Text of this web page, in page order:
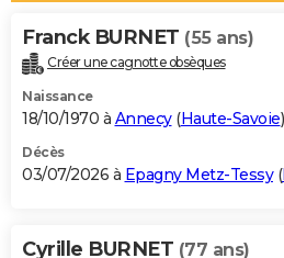
Alimentation
Guide de la santé
Maladies
Médicaments
Sommeil
VOYAGE
Destinations
City break
Voyage nature
Voyage de noces
Forum
Climat
+PHOTO
GUIDES D'ACHAT
BONS PLANS
Franck BURNET (55 ans)
Créer une cagnotte obsèques
Naissance
18/10/1970 à Annecy(Haute-Savoie)
Décès
03/07/2026 à Epagny Metz-Tessy(
Cyrille BURNET (77 ans)